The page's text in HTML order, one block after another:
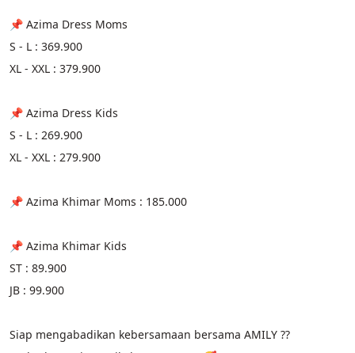
📌 Azima Dress Moms
S - L : 369.900
XL - XXL : 379.900
📌 Azima Dress Kids
S - L : 269.900
XL - XXL : 279.900
📌 Azima Khimar Moms : 185.000
📌 Azima Khimar Kids
ST : 89.900
JB : 99.900
Siap mengabadikan kebersamaan bersama AMILY ??